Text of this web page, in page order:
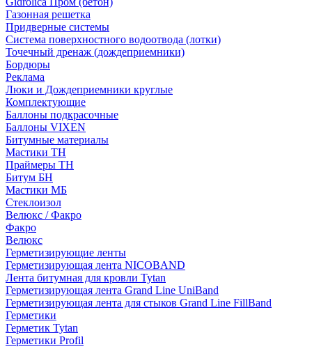
Газонная решетка
Придверные системы
Система поверхностного водоотвода (лотки)
Точечный дренаж (дождеприемники)
Бордюры
Рекламa
Люки и Дождеприемники круглые
Комплектующие
Баллоны подкрасочные
Баллоны VIXEN
Битумные материалы
Мастики ТН
Праймеры ТН
Битум БН
Мастики МБ
Стеклоизол
Велюкс / Факро
Факро
Велюкс
Герметизирующие ленты
Герметизирующая лента NICOBAND
Лента битумная для кровли Tytan
Герметизирующая лента Grand Line UniBand
Герметизирующая лента для стыков Grand Line FillBand
Герметики
Герметик Tytan
Герметики Profil